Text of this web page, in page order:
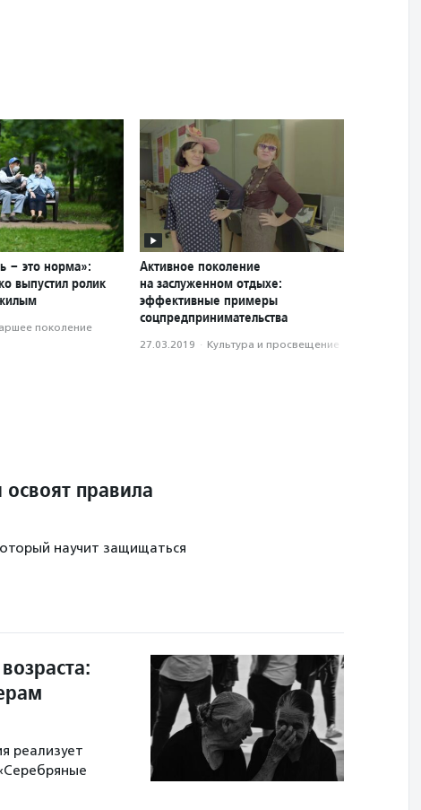
– это норма»:
выпустил ролик
поколение
Активное поколение
на заслуженном отдыхе:
эффективные примеры
соцпредпринимательства
27.03.2019 · Культура и просвещение
правила
научит защищаться
реализует